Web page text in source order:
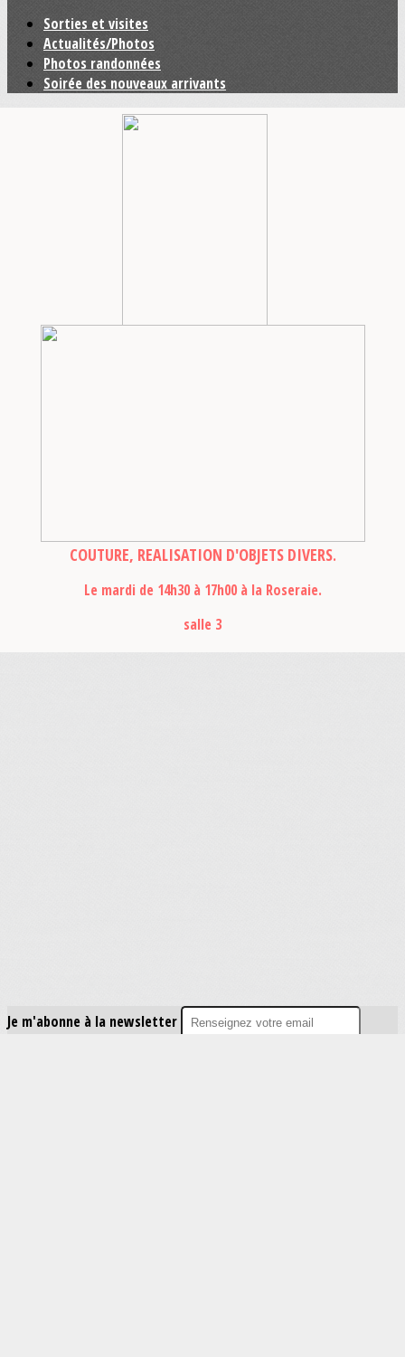
Sorties et visites
Actualités/Photos
Photos randonnées
Soirée des nouveaux arrivants
COUTURE, REALISATION D'OBJETS DIVERS.
Le mardi de 14h30 à 17h00 à la Roseraie.
salle 3
Je m'abonne à la newsletter